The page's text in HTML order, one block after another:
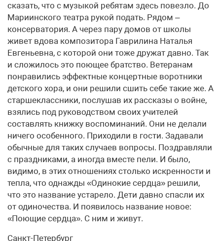
сказать, что с музыкой ребятам здесь повезло. До
Мариинского театра рукой подать. Рядом –
консерватория. А через пару домов от школы
живет вдова композитора Гаврилина Наталья
Евгеньевна, с которой они тоже дружат давно. Так
и сложилось это поющее братство. Ветеранам
понравились эффектные концертные воротники
детского хора, и они решили сшить себе такие же. А
старшеклассники, послушав их рассказы о войне,
взялись под руководством своих учителей
составлять книжку воспоминаний. Они не делали
ничего особенного. Приходили в гости. Задавали
обычные для таких случаев вопросы. Поздравляли
с праздниками, а иногда вместе пели. И было,
видимо, в этих отношениях столько искренности и
тепла, что однажды «Одинокие сердца» решили,
что это название устарело. Дети давно спасли их
от одиночества. И появилось название новое:
«Поющие сердца». С ним и живут.
Санкт-Петербург